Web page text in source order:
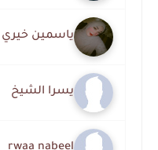
ياسمين خيري
يسرا الشيخ